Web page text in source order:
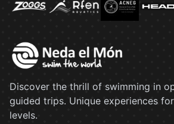
Discover the thrill of swimming in
guided trips. Unique experiences
levels.